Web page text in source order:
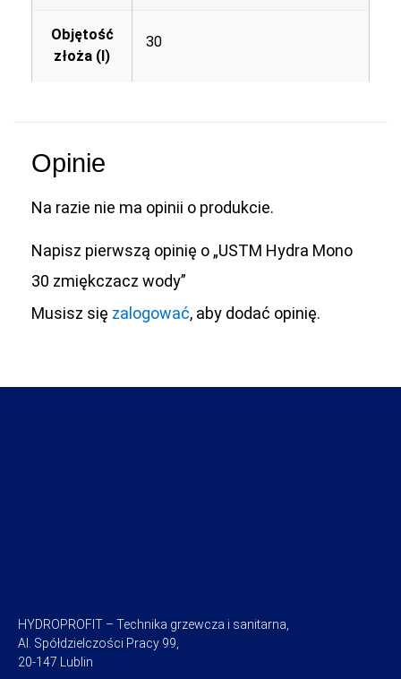
Objętość
złoża (l)
30
Opinie
Na razie nie ma opinii o produkcie.
Napisz pierwszą opinię o „USTM Hydra Mono
30 zmiękczacz wody”
Musisz się zalogować, aby dodać opinię.
HYDROPROFIT – Technika grzewcza i sanitarna,
Al. Spółdzielczości Pracy 99,
20-147 Lublin